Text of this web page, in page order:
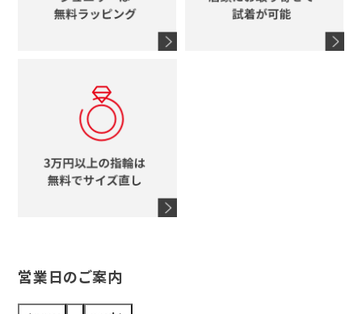
スタージュエリー
ウノアエレ
ブランドアイテムをすべて見る
シャネル
タグホイヤー
営業日のご案内